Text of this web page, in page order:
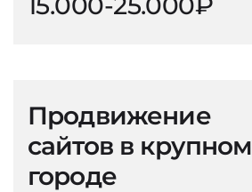
Продвижение
сайтов в крупном
городе